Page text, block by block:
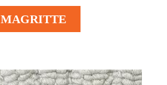
MAGRITTE